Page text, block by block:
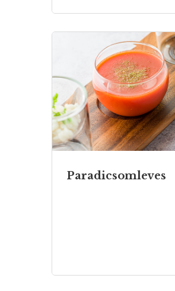
Paradicsomleves